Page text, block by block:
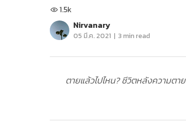
1.5k
Nirvanary
05 มี.ค. 2021 | 3 min read
ตายแล้วไปไหน? ชีวิตหลังความต